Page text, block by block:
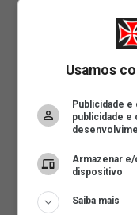
Usamos
Publicidade
publicidade e
Armazenar
dispositivo
Saiba mais